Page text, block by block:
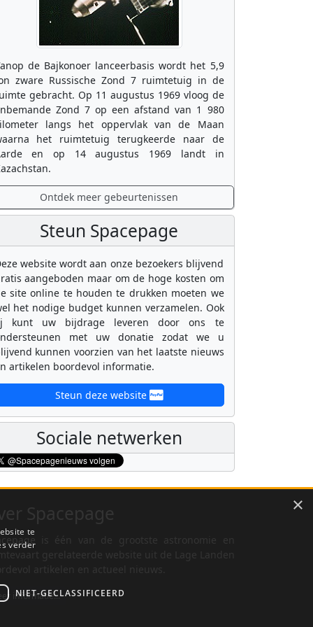
de Bajkonoer lanceerbasis wordt het 5,9
zware Russische Zond 7 ruimtetuig in de
gebracht. Op 11 augustus 1969 vloog de
Zond 7 op een afstand van 1 980
langs het oppervlak van de Maan
het ruimtetuig terugkeerde naar de
en op 14 augustus 1969 landt in
Ontdek meer gebeurtenissen
Steun Spacepage
website wordt aan onze bezoekers blijvend
aangeboden maar om de hoge kosten om
site online te houden te drukken moeten we
het nodige budget kunnen verzamelen. Ook
kunt uw bijdrage leveren door ons te
met uw donatie zodat we u
kunnen voorzien van het laatste nieuws
artikelen boordevol informatie.
Steun deze website
Sociale netwerken
is één van de grootste astronomie en
informatie...
×
te
verder
NIET-GECLASSIFICEERD